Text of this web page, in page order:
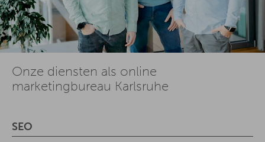
Onze diensten als online
marketingbureau Karlsruhe
SEO